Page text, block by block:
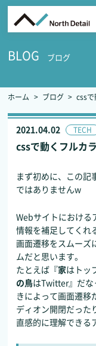
BLOG ブログ
ホーム ブログ css
2021.04.02 TECH
cssで動くフルカ
まず初めに、この記
ではありませんw
Webサイトにおける
情報を補足してくれ
画面遷移をスムーズ
ムだと思います。
たとえば『家はトッ
の鳥はTwitter』だな
きによって画面遷移
ディオン開閉だった
直感的に理解できる